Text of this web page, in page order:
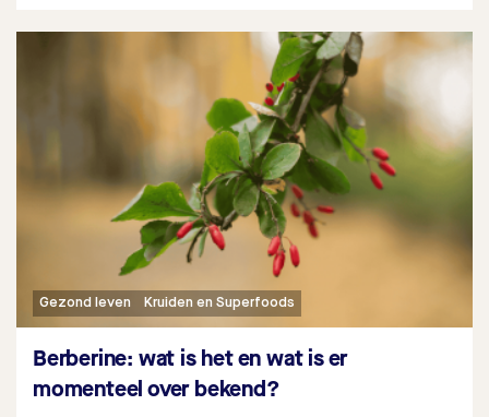
Gezond leven Kruiden en Superfoods
Berberine: wat is het en wat is er
momenteel over bekend?